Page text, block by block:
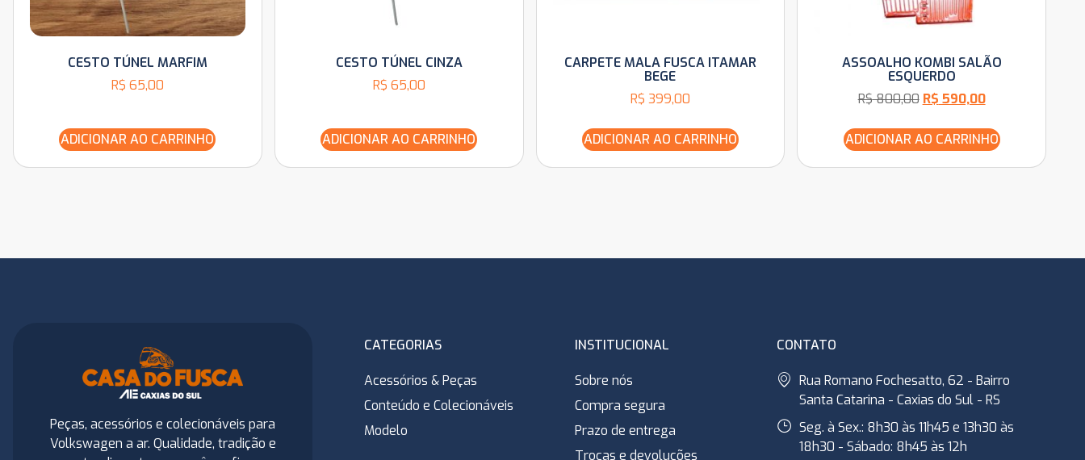
CESTO TÚNEL MARFIM
R$ 65,00
ADICIONAR AO CARRINHO
CESTO TÚNEL CINZA
R$ 65,00
ADICIONAR AO CARRINHO
CARPETE MALA FUSCA ITAMAR
BEGE
R$ 399,00
ADICIONAR AO CARRINHO
ASSOALHO KOMBI SALÃO
ESQUERDO
R$800,00 R$ 590,00
ADICIONAR AO CARRINHO
Peças, acessórios e colecionáveis para
Volkswagen a ar. Qualidade, tradição e
CATEGORIAS
Acessórios & Peças
Conteúdo e Colecionáveis
Modelo
INSTITUCIONAL
Sobre nós
Compra segura
Prazo de entrega
Trocas e devoluções
CONTATO
Rua Romano Fochesatto, 62 - Bairro
Santa Catarina - Caxias do Sul - RS
Seg. à Sex.: 8h30 às 11h45 e 13h30 às
18h30 - Sábado: 8h45 às 12h